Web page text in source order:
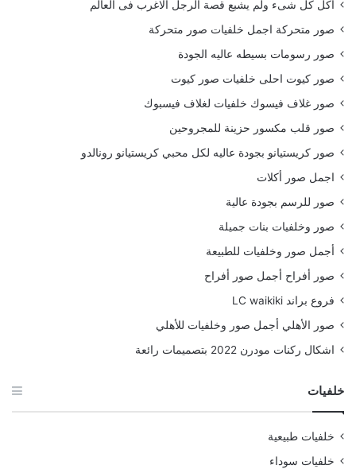
أكل كل شىء ولم يشبع قصة الرجل الاغرب فى العالم
صور متحركة اجمل خلفيات صور متحركة
صور رسومات بسيطه عاليه الجودة
صور كيوت احلى خلفيات صور كيوت
صور غلاف فيسوك خلفيات لغلاف فيسبوك
صور قلب مكسور حزينة للمجروحين
صور كريستيانو بجودة عاليه لكل محبي كريستيانو رونالدو
اجمل صور أكلات
صور للرسم بجودة عالية
صور وخلفيات بنات جميلة
أجمل صور وخلفيات للطبيعة
صور أفراح أجمل صور أفراح
فروع براند LC waikiki
صور الأهلي أجمل صور وخلفيات للأهلي
اشكال ركنات مودرن 2022 بتصميمات رائعة
خلفيات
خلفيات طبيعية
خلفيات سوداء